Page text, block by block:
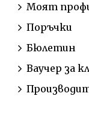
Моят
Поръчки
Бюлетин
Ваучер за